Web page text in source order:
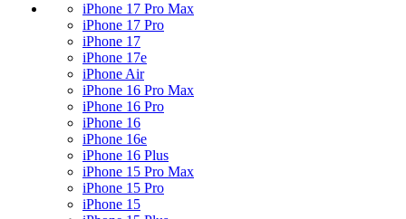
iPhone 17 Pro Max
iPhone 17 Pro
iPhone 17
iPhone 17e
iPhone Air
iPhone 16 Pro Max
iPhone 16 Pro
iPhone 16
iPhone 16e
iPhone 16 Plus
iPhone 15 Pro Max
iPhone 15 Pro
iPhone 15